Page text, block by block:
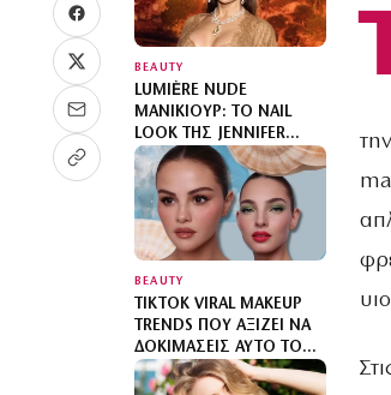
BEAUTY
LUMIÈRE NUDE
ΜΑΝΙΚΙΟΎΡ: ΤΟ NAIL
LOOK ΤΗΣ JENNIFER
LOPEZ ΚΑΙ Ο
ΜΙΝΙΜΑΛΙΣΜΌΣ
BEAUTY
TIKTOK VIRAL MAKEUP
TRENDS ΠΟΥ ΑΞΊΖΕΙ ΝΑ
ΔΟΚΙΜΆΣΕΙΣ ΑΥΤΌ ΤΟ
ΚΑΛΟΚΑΊΡΙ